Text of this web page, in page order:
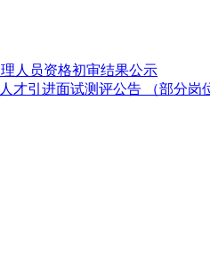
人员资格初审结果公示
才引进面试测评公告 （部分岗